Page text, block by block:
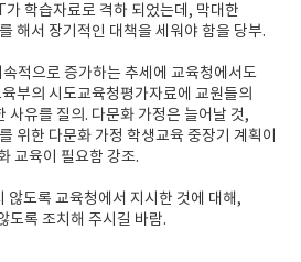
학습자료로 격하 되었는데, 막대한
해서 장기적인 대책을 세워야 함을 당부.
적으로 증가하는 추세에 교육청에서도
부의 시도교육청평가자료에 교원들의
사유를 질의. 다문화 가정은 늘어날 것,
위한 다문화 가정 학생교육 중장기 계획이
교육이 필요함 강조.
않도록 교육청에서 지시한 것에 대해,
도록 조치해 주시길 바람.